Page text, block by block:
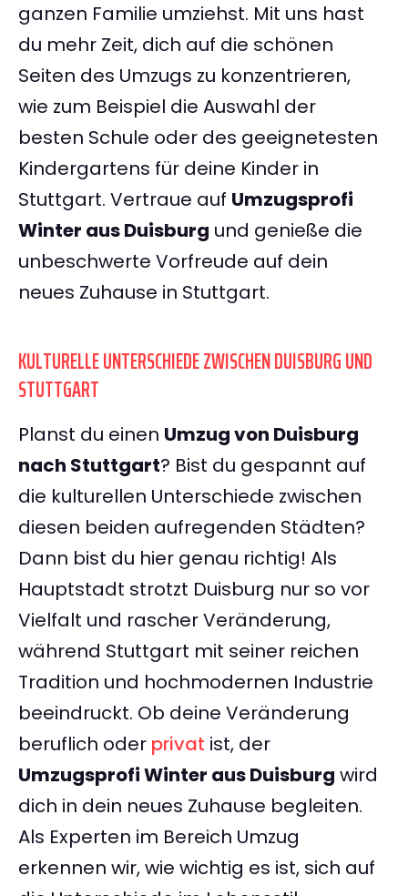
ganzen Familie umziehst. Mit uns hast
du mehr Zeit, dich auf die schönen
Seiten des Umzugs zu konzentrieren,
wie zum Beispiel die Auswahl der
besten Schule oder des geeignetesten
Kindergartens für deine Kinder in
Stuttgart. Vertraue auf Umzugsprofi
Winter aus Duisburg und genieße die
unbeschwerte Vorfreude auf dein
neues Zuhause in Stuttgart.
KULTURELLE UNTERSCHIEDE ZWISCHEN DUISBURG UND
STUTTGART
Planst du einen Umzug von Duisburg
nach Stuttgart? Bist du gespannt auf
die kulturellen Unterschiede zwischen
diesen beiden aufregenden Städten?
Dann bist du hier genau richtig! Als
Hauptstadt strotzt Duisburg nur so vor
Vielfalt und rascher Veränderung,
während Stuttgart mit seiner reichen
Tradition und hochmodernen Industrie
beeindruckt. Ob deine Veränderung
beruflich oder privat ist, der
Umzugsprofi Winter aus Duisburg wird
dich in dein neues Zuhause begleiten.
Als Experten im Bereich Umzug
erkennen wir, wie wichtig es ist, sich auf